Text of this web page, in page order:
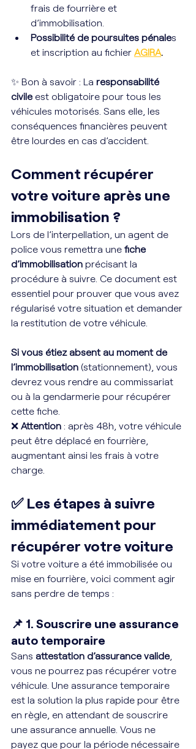
frais de fourrière et
d’immobilisation.
Possibilité de poursuites pénales
et inscription au fichier AGIRA.
✨ Bon à savoir : La responsabilité
civile est obligatoire pour tous les
véhicules motorisés. Sans elle, les
conséquences financières peuvent
être lourdes en cas d’accident.
Comment récupérer
votre voiture après une
immobilisation ?
Lors de l’interpellation, un agent de
police vous remettra une fiche
d’immobilisation précisant la
procédure à suivre. Ce document est
essentiel pour prouver que vous avez
régularisé votre situation et demander
la restitution de votre véhicule.
Si vous étiez absent au moment de
l’immobilisation (stationnement), vous
devrez vous rendre au commissariat
ou à la gendarmerie pour récupérer
cette fiche.
❌ Attention : après 48h, votre véhicule
peut être déplacé en fourrière,
augmentant ainsi les frais à votre
charge.
✅ Les étapes à suivre
immédiatement pour
récupérer votre voiture
Si votre voiture a été immobilisée ou
mise en fourrière, voici comment agir
sans perdre de temps :
📌 1. Souscrire une assurance
auto temporaire
Sans attestation d’assurance valide
vous ne pourrez pas récupérer votre
véhicule. Une assurance temporaire
est la solution la plus rapide pour être
en règle, en attendant de souscrire
une assurance annuelle. Vous ne
payez que pour la période nécessaire